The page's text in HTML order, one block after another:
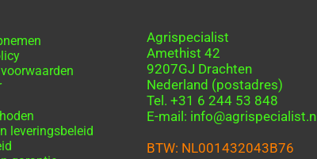
leveringsbeleid
Agrispecialist
Amethist 42
9207GJ Drachten
Nederland (postadres)
Tel. +31 6 244 53 848
E-mail: info@agrispecialist.nl
BTW: NL001432043B76